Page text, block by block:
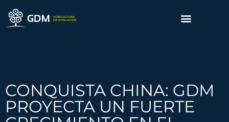
CONQUISTA CHINA: GDM
PROYECTA UN FUERTE